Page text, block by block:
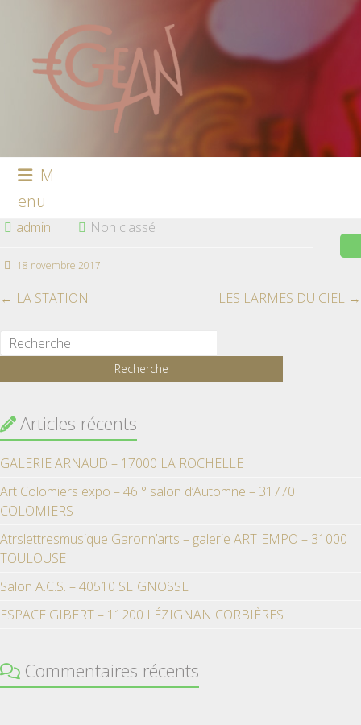
M
enu
admin Non classé
18 novembre 2017
← LA STATION LES LARMES DU CIEL →
Articles récents
GALERIE ARNAUD – 17000 LA ROCHELLE
Art Colomiers expo – 46 ° salon d’Automne – 31770
COLOMIERS
Atrslettresmusique Garonn’arts – galerie ARTIEMPO – 31000
TOULOUSE
Salon A.C.S. – 40510 SEIGNOSSE
ESPACE GIBERT – 11200 LÉZIGNAN CORBIÈRES
Commentaires récents